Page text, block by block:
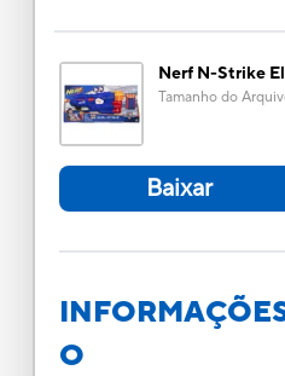
Nerf N-Strike
Tamanho do
Baixar
O